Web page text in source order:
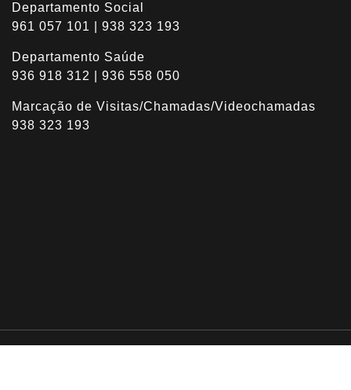
Departamento Social
961 057 101 | 938 323 193
Departamento Saúde
936 918 312 | 936 558 050
Marcação de Visitas/Chamadas/Videochamadas
938 323 193